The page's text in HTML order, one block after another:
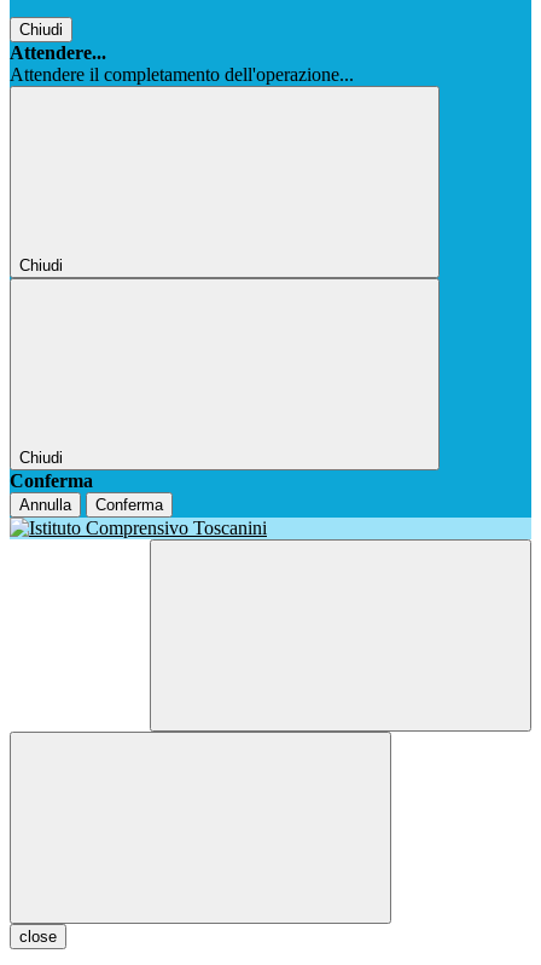
Chiudi
Attendere...
Attendere il completamento dell'operazione...
Chiudi
Chiudi
Conferma
Annulla Conferma
close